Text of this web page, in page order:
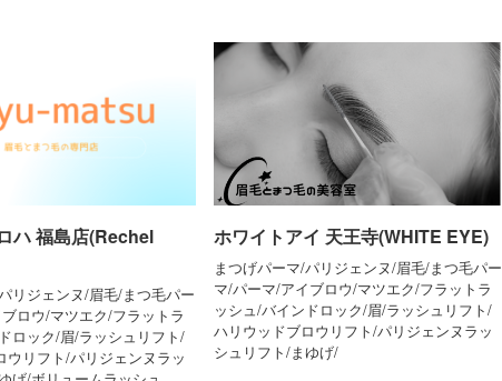
ハ 福島店(Rechel
リジェンヌ/眉毛/まつ毛パー
ロウ/マツエク/フラットラ
ロック/眉/ラッシュリフト/
ウリフト/パリジェンヌラッ
ホワイトアイ 天王寺(WHITE EYE)
まつげパーマ/パリジェンヌ/眉毛/まつ毛パー
マ/パーマ/アイブロウ/マツエク/フラットラ
ッシュ/バインドロック/眉/ラッシュリフト/
ハリウッドブロウリフト/パリジェンヌラッ
シュリフト/まゆげ/